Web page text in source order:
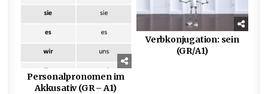
Personalpronomen im
Akkusativ (GR – A1)
Verbkonjugation: sein
(GR/A1)